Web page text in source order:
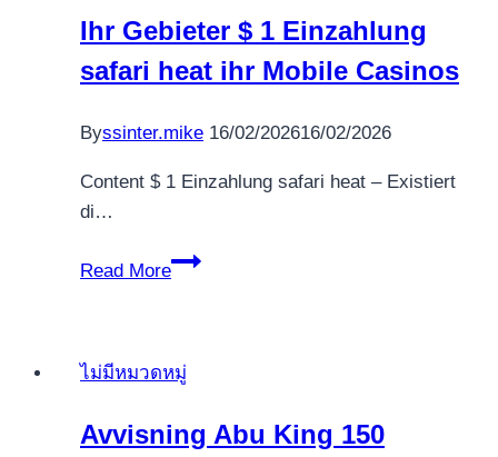
Spins
No
Nederland
Noppes
registratie
Ihr Gebieter $ 1 Einzahlung
safari heat ihr Mobile Casinos
Byssinter.mike 16/02/202616/02/2026
Content $ 1 Einzahlung safari heat – Existiert
di…
Read More
Ihr
Einzahlung
heat
ไม่มีหมวดหมู่
Avvisning Abu King 150